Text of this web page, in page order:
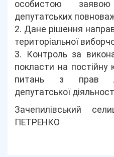
особистою
депутатських
2. Дане рішення
територіальної
3. Контроль за
покласти на постійну
питань з прав
депутатської
Зачепилівський
ПЕТРЕНКО